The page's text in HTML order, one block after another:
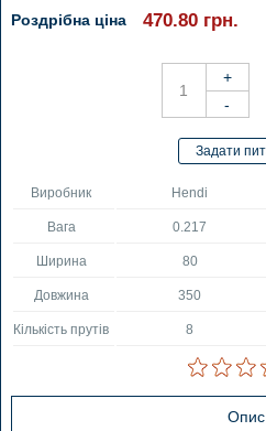
Роздрібна ціна 470.80 грн.
Виробник Hendi
Вага 0.217
Ширина 80
Довжина 350
Кількість прутів 8
Опис